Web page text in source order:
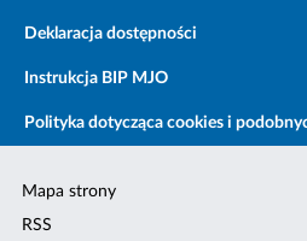
Deklaracja dostępności
Instrukcja BIP MJO
Polityka dotycząca cookies i
Mapa strony
RSS